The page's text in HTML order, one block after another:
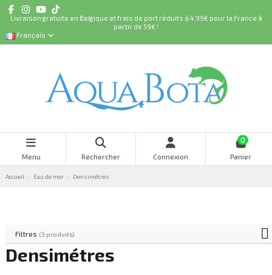
Livraison gratuite en Belgique et frais de port réduits à 4,99€ pour la France à
partir de 59€ !
Français
Menu Rechercher Connexion
0
Panier
Accueil Eau de mer Densimétres
Densimétres
Filtres (3 produits)